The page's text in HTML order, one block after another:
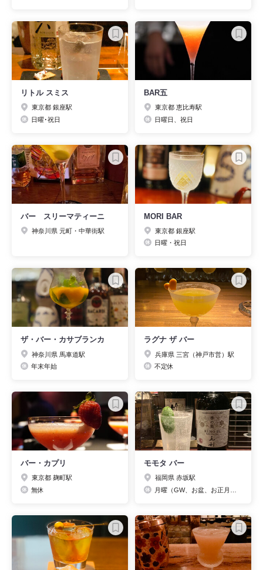
リトル スミス
東京都 銀座駅
日曜･祝日
BAR五
東京都 恵比寿駅
日曜日、祝日
バー スリーマティーニ
神奈川県 元町・中華街駅
MORI BAR
東京都 銀座駅
日曜・祝日
ザ・バー・カサブランカ
神奈川県 馬車道駅
年末年始
ラグナ ザ バー
兵庫県 三宮（神戸市営）駅
不定休
バー・カプリ
東京都 麹町駅
無休
モモタ バー
福岡県 赤坂駅